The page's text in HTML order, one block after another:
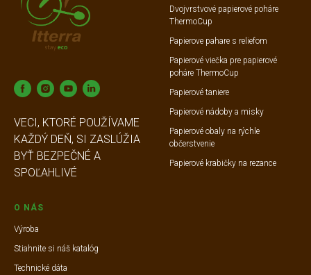
VECI, KTORÉ POUŽÍVAME
KAŽDÝ DEŇ, SI ZASLÚŽIA
BYŤ BEZPEČNÉ A
SPOĽAHLIVÉ
Dvojvrstvové papierové poháre
ThermoCup
Papierove pahare s reliefom
Papierové viečka pre papierové
poháre ThermoCup
Papierové taniere
Papierové nádoby a misky
Papierové obaly na rýchle
občerstvenie
Papierové krabičky na rezance
O NÁS
Výroba
Stiahnite si náš katalóg
Technické dáta